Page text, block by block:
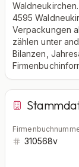
4595
Verpackungen
zählen unter
Bilanzen,
310568v